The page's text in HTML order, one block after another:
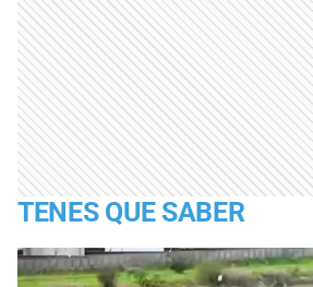
TENES QUE SABER